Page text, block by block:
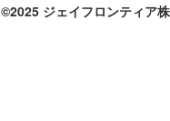
©2025 ジェイフロンティア